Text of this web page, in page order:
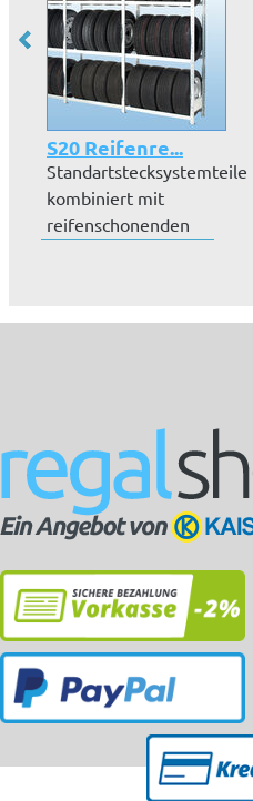
S20 Reifenre...
Standartstecksystemteile
kombiniert mit
reifenschonenden